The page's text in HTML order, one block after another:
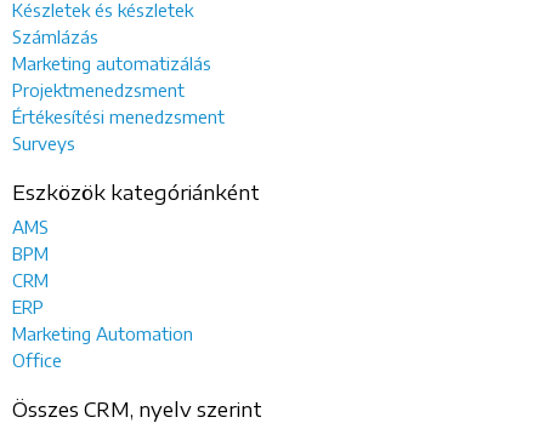
Készletek és készletek
Számlázás
Marketing automatizálás
Projektmenedzsment
Értékesítési menedzsment
Surveys
Eszközök kategóriánként
AMS
BPM
CRM
ERP
Marketing Automation
Office
Összes CRM, nyelv szerint